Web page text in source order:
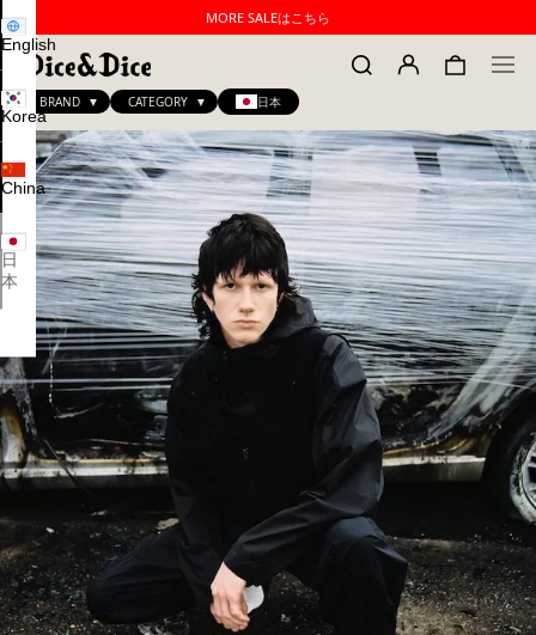
MORE SALEはこちら
BRAND CATEGORY 日本
English
Korea
China
日
本